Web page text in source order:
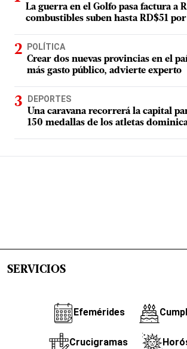
La guerra en el Golfo pasa factura a
combustibles suben hasta RD$51
POLÍTICA
Crear dos nuevas provincias en el
más gasto público, advierte experto
DEPORTES
Una caravana recorrerá la capital
150 medallas de los atletas
SERVICIOS
Efemérides
Crucigramas